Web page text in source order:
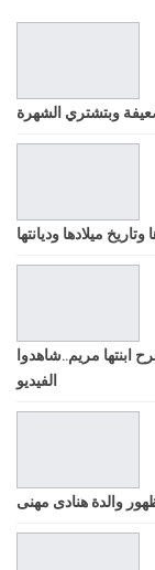
ميلادها وديانتها
ابنتها مريم..شاهدوا
الفيديو
والدة هنادى مهنى